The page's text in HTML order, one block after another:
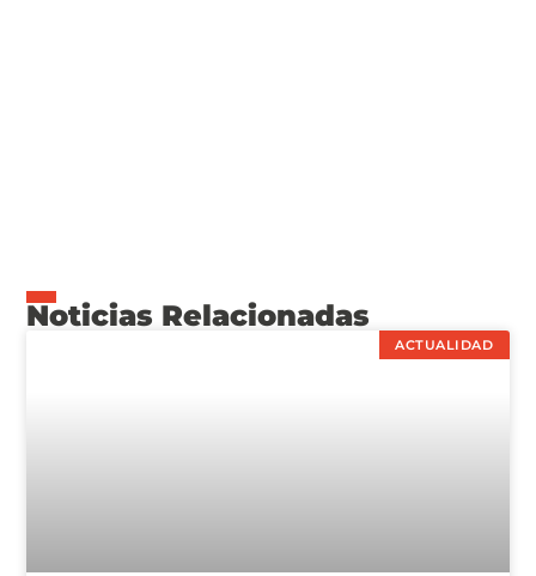
Noticias Relacionadas
ACTUALIDAD